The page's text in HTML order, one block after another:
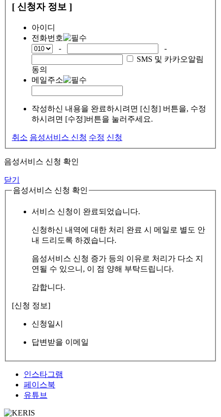
[ 신청자 정보 ]
아이디
전화번호
-
-
SMS 및 카카오알림
동의
메일주소
작성하신 내용을 완료하시려면 [신청] 버튼을, 수정
하시려면 [수정]버튼을 눌러주세요.
취소 음성서비스 신청 수정 신청
음성서비스 신청 확인
닫기
음성서비스 신청 확인
서비스 신청이 완료되었습니다.
신청하신 내역에 대한 처리 완료 시 메일로 별도 안
내 드리도록 하겠습니다.
음성서비스 신청 증가 등의 이유로 처리가 다소 지
연될 수 있으니, 이 점 양해 부탁드립니다.
감합니다.
[신청 정보]
신청일시
답변받을 이메일
인스타그램
페이스북
유튜브